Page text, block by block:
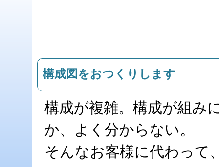
構成図をおつくりします
構成が複雑。構成が組み
か、よく分からない。
そんなお客様に代わって